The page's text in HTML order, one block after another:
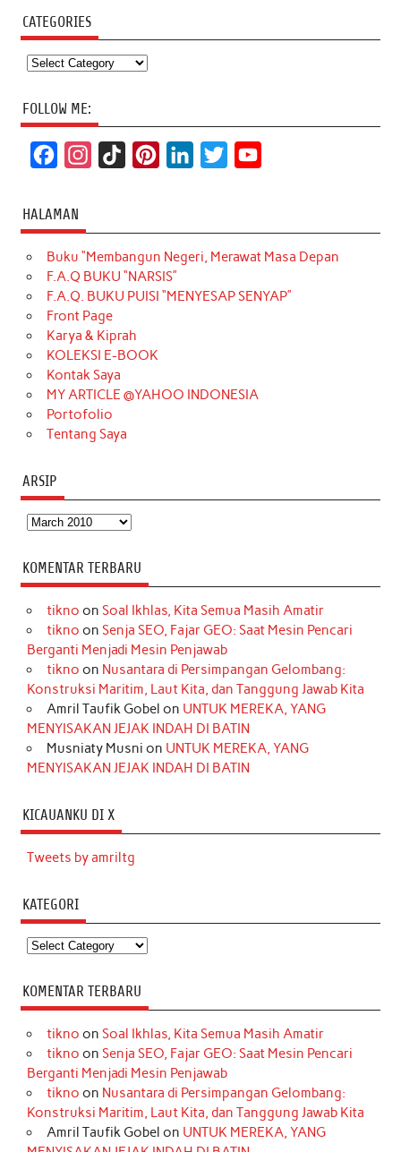
CATEGORIES
Categories
FOLLOW ME:
c
e
b
o
o
k
t
a
g
r
a
m
T
o
k
t
e
r
k
e
d
t
t
e
T
u
b
HALAMAN
Buku “Membangun Negeri, Merawat Masa Depan
F.A.Q BUKU “NARSIS”
F.A.Q. BUKU PUISI “MENYESAP SENYAP”
Front Page
Karya & Kiprah
KOLEKSI E-BOOK
Kontak Saya
MY ARTICLE @YAHOO INDONESIA
Portofolio
Tentang Saya
ARSIP
Arsip
KOMENTAR TERBARU
tikno on Soal Ikhlas, Kita Semua Masih Amatir
tikno on Senja SEO, Fajar GEO: Saat Mesin Pencari
Berganti Menjadi Mesin Penjawab
tikno on Nusantara di Persimpangan Gelombang:
Konstruksi Maritim, Laut Kita, dan Tanggung Jawab Kita
Amril Taufik Gobel on UNTUK MEREKA, YANG
MENYISAKAN JEJAK INDAH DI BATIN
Musniaty Musni on UNTUK MEREKA, YANG
MENYISAKAN JEJAK INDAH DI BATIN
KICAUANKU DI X
Tweets by amriltg
KATEGORI
Kategori
KOMENTAR TERBARU
tikno on Soal Ikhlas, Kita Semua Masih Amatir
tikno on Senja SEO, Fajar GEO: Saat Mesin Pencari
Berganti Menjadi Mesin Penjawab
tikno on Nusantara di Persimpangan Gelombang:
Konstruksi Maritim, Laut Kita, dan Tanggung Jawab Kita
Amril Taufik Gobel on UNTUK MEREKA, YANG